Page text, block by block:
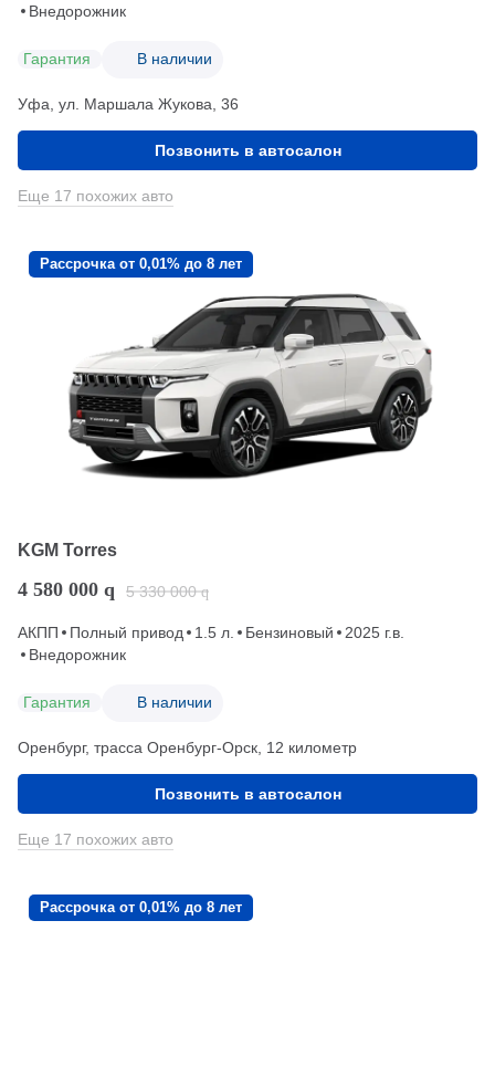
Внедорожник
Гарантия В наличии
Уфа, ул. Маршала Жукова, 36
Позвонить в автосалон
Еще 17 похожих авто
Рассрочка от 0,01% до 8 лет
KGM Torres
4 580 000 q 5 330 000 q
АКПП Полный привод 1.5 л. Бензиновый
2025 г.в.
Внедорожник
Гарантия В наличии
Оренбург, трасса Оренбург-Орск, 12 километр
Позвонить в автосалон
Еще 17 похожих авто
Рассрочка от 0,01% до 8 лет